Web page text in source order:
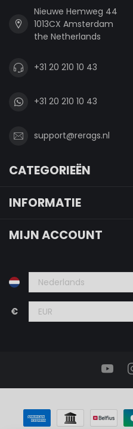
Nieuwe Hemweg 44
1013CX Amsterdam
the Netherlands
+31 20 210 10 43
+31 20 210 10 43
support@rerags.nl
CATEGORIEËN
INFORMATIE
MIJN ACCOUNT
€